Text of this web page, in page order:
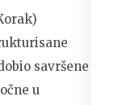
savršene
u